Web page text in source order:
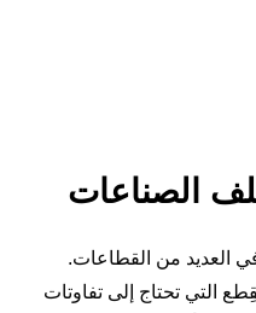
الصناعات
ذات 5 محاور في العديد من القطاعات.
التي تحتاج إلى تفاوتات